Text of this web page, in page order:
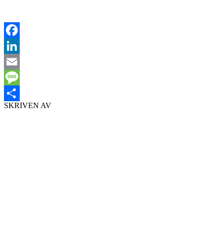
Facebook
LinkedIn
Email
Message
Dela
SKRIVEN AV